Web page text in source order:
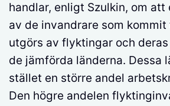
handlar, enligt Szulkin, om att
av de invandrare som
utgörs av flyktingar och
de jämförda länderna. Dessa
stället en större andel
Den högre andelen